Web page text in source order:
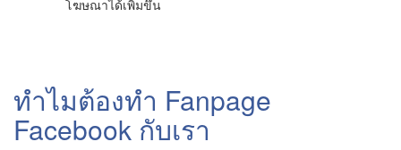
โฆษณาได้เพิ่มขึ้น
ทำไมต้องทำ Fanpage
Facebook กับเรา